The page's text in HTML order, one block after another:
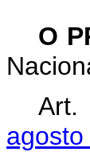
O
Art.